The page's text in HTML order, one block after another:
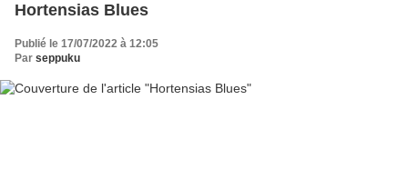
Hortensias Blues
Publié le 17/07/2022 à 12:05
Par seppuku